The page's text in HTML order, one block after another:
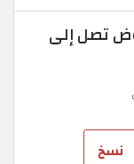
ماكس 2026: عروض تصل إلى
نسخ